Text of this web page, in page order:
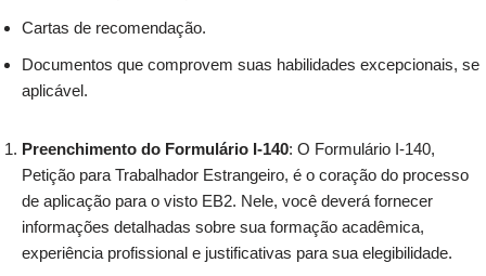
Cartas de recomendação.
Documentos que comprovem suas habilidades excepcionais, se
aplicável.
Preenchimento do Formulário I-140: O Formulário I-140,
Petição para Trabalhador Estrangeiro, é o coração do processo
de aplicação para o visto EB2. Nele, você deverá fornecer
informações detalhadas sobre sua formação acadêmica,
experiência profissional e justificativas para sua elegibilidade.